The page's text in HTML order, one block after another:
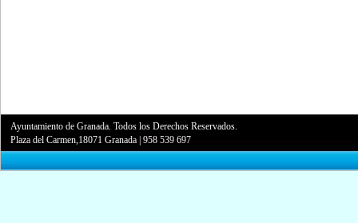
Ayuntamiento de Granada. Todos los Derechos Reservados.
Plaza del Carmen,18071 Granada |958 539 697